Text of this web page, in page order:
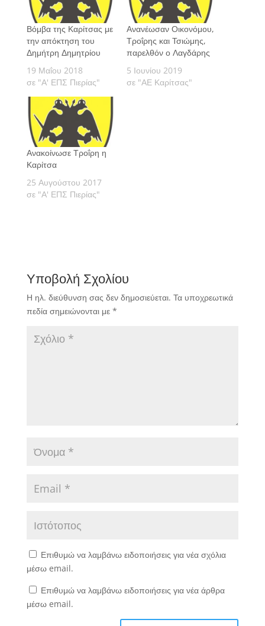
Βόμβα της Καρίτσας με
την απόκτηση του
Δημήτρη Δημητρίου
19 Μαΐου 2018
σε "Α' ΕΠΣ Πιερίας"
Ανανέωσαν Οικονόμου,
Τροΐρης και Τσιώμης,
παρελθόν ο Λαγδάρης
5 Ιουνίου 2019
σε "ΑΕ Καρίτσας"
Ανακοίνωσε Τροΐρη η
Καρίτσα
25 Αυγούστου 2017
σε "Α' ΕΠΣ Πιερίας"
Υποβολή Σχολίου
Η ηλ. διεύθυνση σας δεν δημοσιεύεται. Τα υποχρεωτικά
πεδία σημειώνονται με *
Επιθυμώ να λαμβάνω ειδοποιήσεις για νέα σχόλια
μέσω email.
Επιθυμώ να λαμβάνω ειδοποιήσεις για νέα άρθρα
μέσω email.